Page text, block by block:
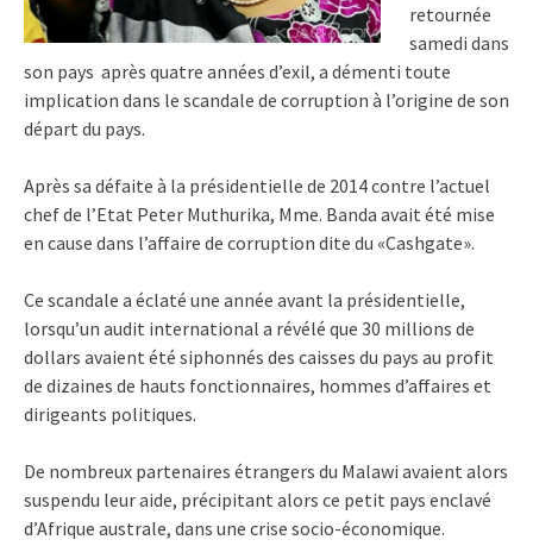
retournée
samedi dans
son pays après quatre années d’exil, a démenti toute
implication dans le scandale de corruption à l’origine de son
départ du pays.
Après sa défaite à la présidentielle de 2014 contre l’actuel
chef de l’Etat Peter Muthurika, Mme. Banda avait été mise
en cause dans l’affaire de corruption dite du «Cashgate».
Ce scandale a éclaté une année avant la présidentielle,
lorsqu’un audit international a révélé que 30 millions de
dollars avaient été siphonnés des caisses du pays au profit
de dizaines de hauts fonctionnaires, hommes d’affaires et
dirigeants politiques.
De nombreux partenaires étrangers du Malawi avaient alors
suspendu leur aide, précipitant alors ce petit pays enclavé
d’Afrique australe, dans une crise socio-économique.